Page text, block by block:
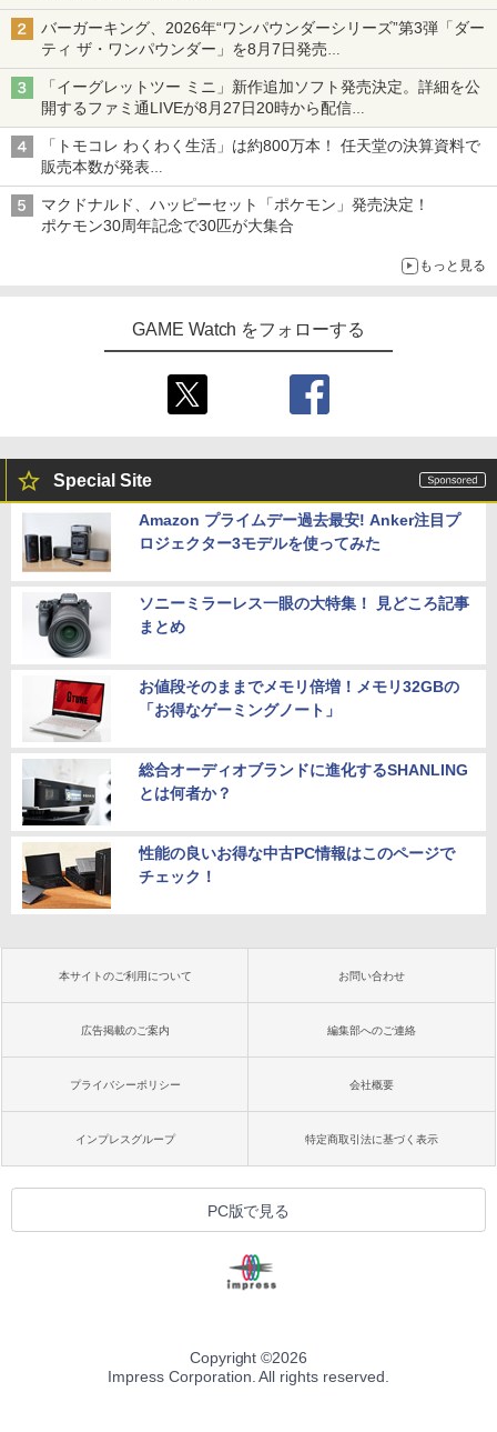
発売から2週間は20%オフになるセールが実施
バーガーキング、2026年“ワンパウンダーシリーズ”第3弾「ダー
ティ ザ・ワンパウンダー」を8月7日発売
「特製ガーリックマヨソース」を使用した超大型チーズバーガー
「イーグレットツー ミニ」新作追加ソフト発売決定。詳細を公
開するファミ通LIVEが8月27日20時から配信
シリーズ累計100タイトルへ
「トモコレ わくわく生活」は約800万本！ 任天堂の決算資料で
販売本数が発表
「ぽこポケ」は127万本に
マクドナルド、ハッピーセット「ポケモン」発売決定！
ポケモン30周年記念で30匹が大集合
もっと見る
GAME Watch をフォローする
Special Site
Amazon プライムデー過去最安! Anker注目プ
ロジェクター3モデルを使ってみた
ソニーミラーレス一眼の大特集！ 見どころ記事
まとめ
お値段そのままでメモリ倍増！メモリ32GBの
「お得なゲーミングノート」
総合オーディオブランドに進化するSHANLING
とは何者か？
性能の良いお得な中古PC情報はこのページで
チェック！
本サイトのご利用について お問い合わせ
広告掲載のご案内 編集部へのご連絡
プライバシーポリシー 会社概要
インプレスグループ 特定商取引法に基づく表示
PC版で見る
Copyright ©2026
Impress Corporation. All rights reserved.